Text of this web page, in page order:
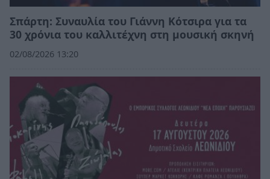
Σπάρτη: Συναυλία του Γιάννη Κότσιρα για τα
30 χρόνια του καλλιτέχνη στη μουσική σκηνή
02/08/2026 13:20